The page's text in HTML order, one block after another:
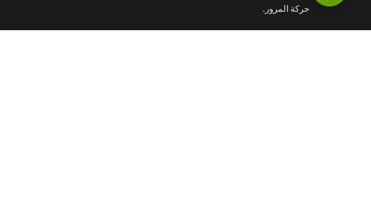
مراجعة المخططات المعتمدة ونطاق
حركة المرور.